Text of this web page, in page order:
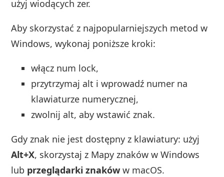
użyj wiodących zer.
Aby skorzystać z najpopularniejszych metod w
Windows, wykonaj poniższe kroki:
włącz num lock,
przytrzymaj alt i wprowadź numer na
klawiaturze numerycznej,
zwolnij alt, aby wstawić znak.
Gdy znak nie jest dostępny z klawiatury: użyj
Alt+X, skorzystaj z Mapy znaków w Windows
lub przeglądarki znaków w macOS.